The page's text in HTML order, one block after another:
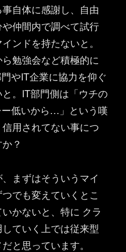
自体に感謝し、自由
仲間内で調べて試行
ンドを持たないと。
勉強会など積極的に
やIT企業に協力を仰ぐ
。IT部門側は「ウチの
低いから…」という嘆
用されてない事につ
？
まずはそういうマイ
でも変えていくとこ
かないと、特に クラ
ていく上では従来型
と思っています。